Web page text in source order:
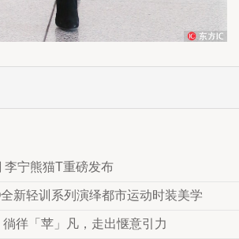
李宁熊猫T重磅发布
新轻训系列演绎都市运动时装美学
徉「苹」凡，走出惬意引力